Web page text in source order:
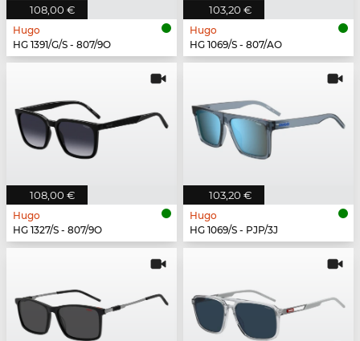
108,00 €
Hugo
HG 1391/G/S - 807/9O
103,20 €
Hugo
HG 1069/S - 807/AO
108,00 €
Hugo
HG 1327/S - 807/9O
103,20 €
Hugo
HG 1069/S - PJP/3J